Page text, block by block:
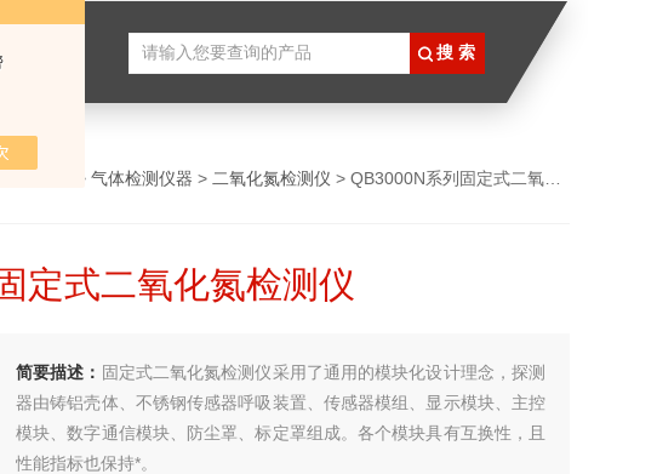
> 气体检测仪器 > 二氧化氮检测仪 > QB3000N系列固定式二氧化氮检测仪
定式二氧化氮检测仪
简要描述： 固定式二氧化氮检测仪采用了通用的模块化设计理念，探测
器由铸铝壳体、不锈钢传感器呼吸装置、传感器模组、显示模块、主控
模块、数字通信模块、防尘罩、标定罩组成。各个模块具有互换性，且
性能指标也保持*。